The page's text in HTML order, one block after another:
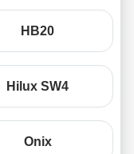
HB20
Hilux SW4
Onix